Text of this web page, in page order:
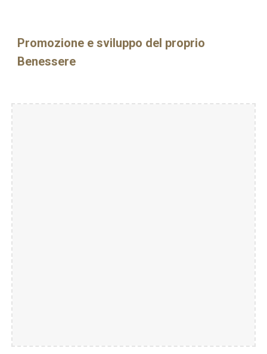
Promozione e sviluppo del proprio
Benessere